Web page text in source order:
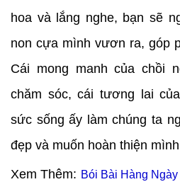
hoa và lắng nghe, bạn sẽ
non cựa mình vươn ra, góp
Cái mong manh của chồi
chăm sóc, cái tương lai
sức sống ấy làm chúng ta
đẹp và muốn hoàn thiện
Xem Thêm: Bói Bài Hàng Ngày